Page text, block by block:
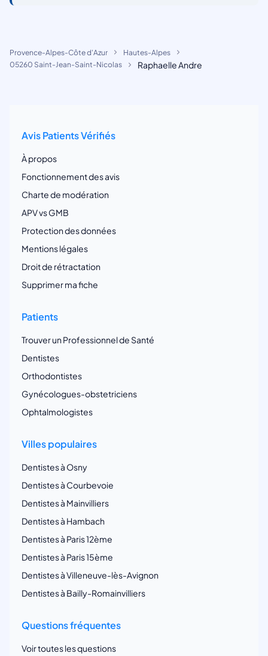
Provence-Alpes-Côte d'Azur
Hautes-Alpes
05260 Saint-Jean-Saint-Nicolas
Raphaelle Andre
Avis Patients Vérifiés
À propos
Fonctionnement des avis
Charte de modération
APV vs GMB
Protection des données
Mentions légales
Droit de rétractation
Supprimer ma fiche
Patients
Trouver un Professionnel de Santé
Dentistes
Orthodontistes
Gynécologues-obstetriciens
Ophtalmologistes
Villes populaires
Dentistes à Osny
Dentistes à Courbevoie
Dentistes à Mainvilliers
Dentistes à Hambach
Dentistes à Paris 12ème
Dentistes à Paris 15ème
Dentistes à Villeneuve-lès-Avignon
Dentistes à Bailly-Romainvilliers
Questions fréquentes
Voir toutes les questions